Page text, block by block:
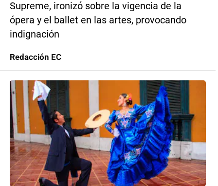
Supreme, ironizó sobre la vigencia de la
ópera y el ballet en las artes, provocando
indignación
Redacción EC